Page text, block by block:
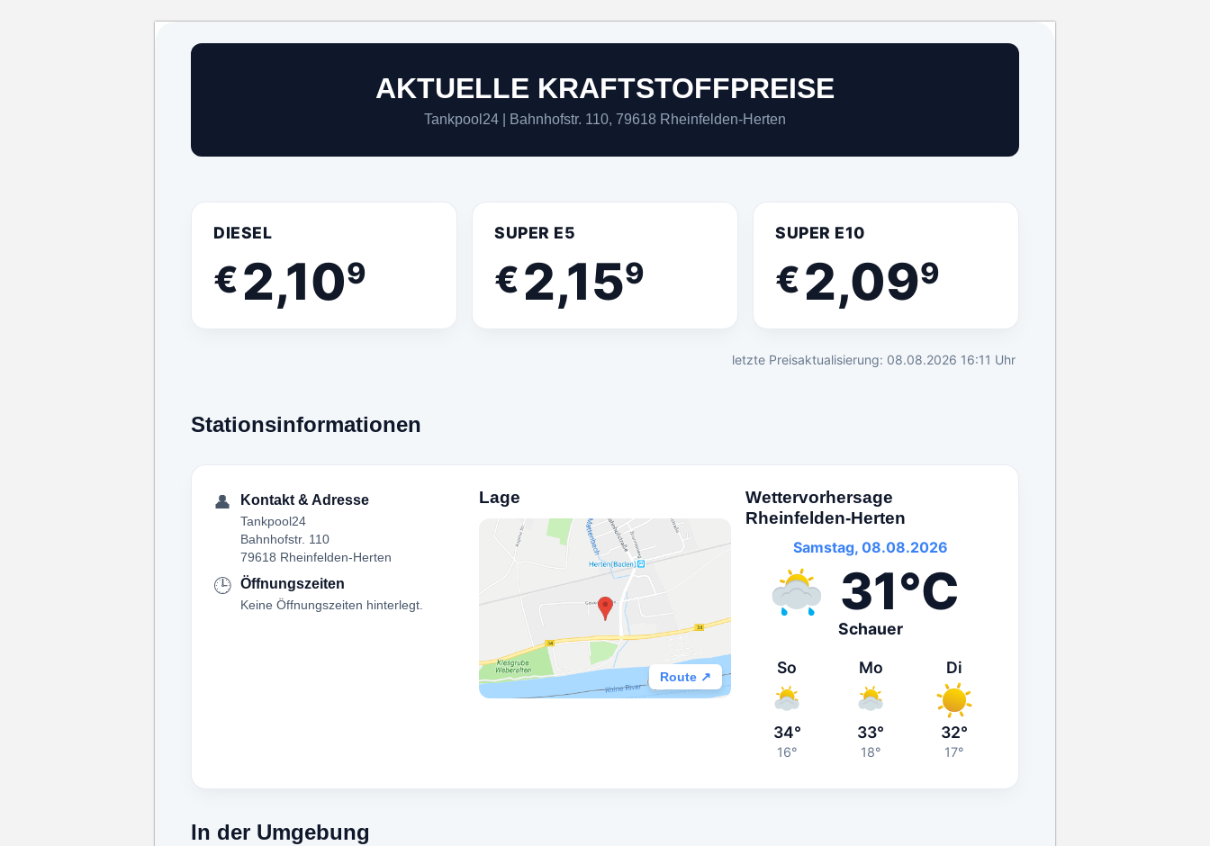
AKTUELLE KRAFTSTOFFPREISE
Tankpool24 | Bahnhofstr. 110, 79618 Rheinfelden-Herten
DIESEL
€2,109
SUPER E5
€2,159
SUPER E10
€2,099
letzte Preisaktualisierung: 08.08.2026 16:11 Uhr
Stationsinformationen
👤 Kontakt & Adresse
Tankpool24
Bahnhofstr. 110
79618 Rheinfelden-Herten
🕒 Öffnungszeiten
Keine Öffnungszeiten hinterlegt.
Lage
Route ↗
Wettervorhersage
Rheinfelden-Herten
Samstag, 08.08.2026
31°C
Schauer
So
34°
16°
Mo
33°
18°
Di
32°
17°
In der Umgebung